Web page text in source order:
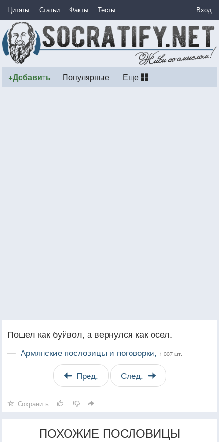
Цитаты Статьи Факты Тесты Вход
+Добавить Популярные Еще
Пошел как буйвол, а вернулся как осел.
— Армянские пословицы и поговорки, 1 337 шт.
Пред. След.
Сохранить
ПОХОЖИЕ ПОСЛОВИЦЫ